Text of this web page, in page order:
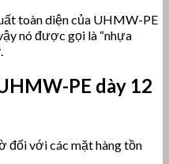
toàn diện của UHMW-PE
vậy nó được gọi là “nhựa
PE dày 12
đối với các mặt hàng tồn